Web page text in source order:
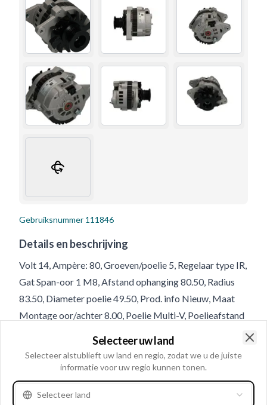
Gebruiksnummer 111846
Details en beschrijving
Volt 14, Ampère: 80, Groeven/poelie 5, Regelaar type IR,
Gat Span-oor 1 M8, Afstand ophanging 80.50, Radius
83.50, Diameter poelie 49.50, Prod. info Nieuw, Maat
Montage oor/achter 8.00, Poelie Multi-V, Poelieafstand
85.50, B+ M6, Draairichting Rechtsom, Maat Montage-
oor 1 8.00, Terminal type P-L-I-S, Breedte/montage-oor
13.00, Positie Gat Span-oor 60, Totale lengte: 190.00,
Regelaar/borstelhouder positie 30, B+ Uitvoering 40
Selecteer uw land
Selecteer alstublieft uw land en regio, zodat we u de juiste
informatie voor uw regio kunnen tonen.
Selecteer land